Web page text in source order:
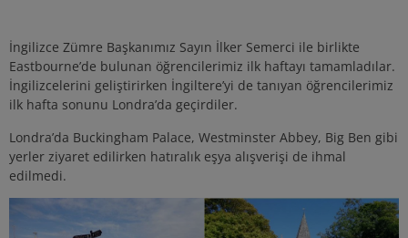
İngilizce Zümre Başkanımız Sayın İlker Semerci ile birlikte
Eastbourne’de bulunan öğrencilerimiz ilk haftayı tamamladılar.
İngilizcelerini geliştirirken İngiltere’yi de tanıyan öğrencilerimiz
ilk hafta sonunu Londra’da geçirdiler.
Londra’da Buckingham Palace, Westminster Abbey, Big Ben gibi
yerler ziyaret edilirken hatıralık eşya alışverişi de ihmal
edilmedi.